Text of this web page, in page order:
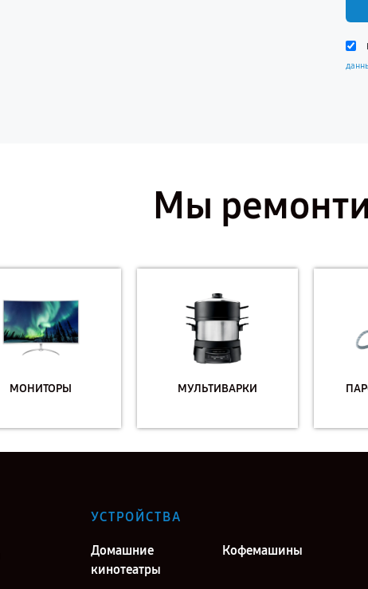
Мы
МОНИТОРЫ МУЛЬТИВАРКИ
УСТРОЙСТВА
Домашние
кинотеатры
Кофемашины